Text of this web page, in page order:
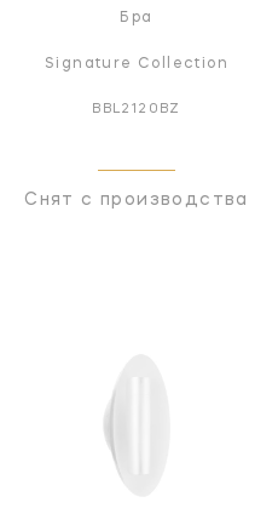
Бра
Signature Collection
BBL2120BZ
Снят с производства